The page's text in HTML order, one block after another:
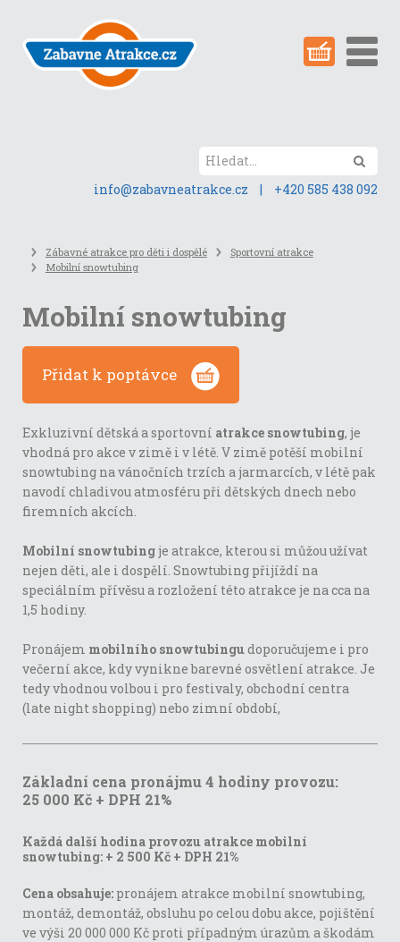
obsah
stránky
info@zabavneatrakce.cz
| +420 585 438 092
Zábavné atrakce pro děti i dospělé
Sportovní atrakce
Mobilní snowtubing
Mobilní snowtubing
Přidat k poptávce
Exkluzivní dětská a sportovní atrakce snowtubing, je
vhodná pro akce v zimě i v létě. V zimě potěší mobilní
snowtubing na vánočních trzích a jarmarcích, v létě pak
navodí chladivou atmosféru při dětských dnech nebo
firemních akcích.
Mobilní snowtubingje atrakce, kterou si můžou užívat
nejen děti, ale i dospělí. Snowtubing přijíždí na
speciálním přívěsu a rozložení této atrakce je na cca na
1,5 hodiny.
Pronájem mobilního snowtubingudoporučujeme i pro
večerní akce, kdy vynikne barevné osvětlení atrakce. Je
tedy vhodnou volbou i pro festivaly, obchodní centra
(late night shopping) nebo zimní období,
Základní cena pronájmu 4 hodiny provozu:
25 000 Kč + DPH 21%
Každá další hodina provozu atrakce mobilní
snowtubing: + 2 500 Kč + DPH 21%
Cena obsahuje: pronájem atrakce mobilní snowtubing,
montáž, demontáž, obsluhu po celou dobu akce, pojištění
ve výši 20 000 000 Kč proti případným úrazům a škodám